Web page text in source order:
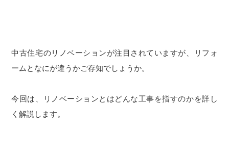
中古住宅のリノベーションが注目されていますが、リフォ
ームとなにが違うかご存知でしょうか。
今回は、リノベーションとはどんな工事を指すのかを詳し
く解説します。